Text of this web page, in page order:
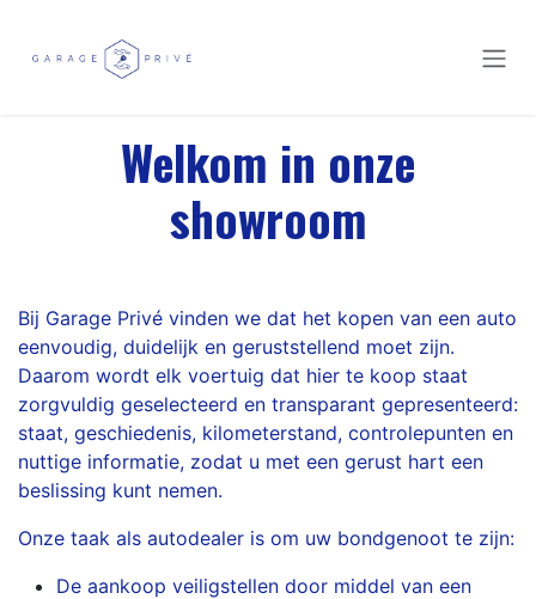
Welkom in onze
showroom
Bij Garage Privé vinden we dat het kopen van een auto
eenvoudig, duidelijk en geruststellend moet zijn.
Daarom wordt elk voertuig dat hier te koop staat
zorgvuldig geselecteerd en transparant gepresenteerd:
staat, geschiedenis, kilometerstand, controlepunten en
nuttige informatie, zodat u met een gerust hart een
beslissing kunt nemen.
Onze taak als autodealer is om uw bondgenoot te zijn:
De aankoop veiligstellen door middel van een